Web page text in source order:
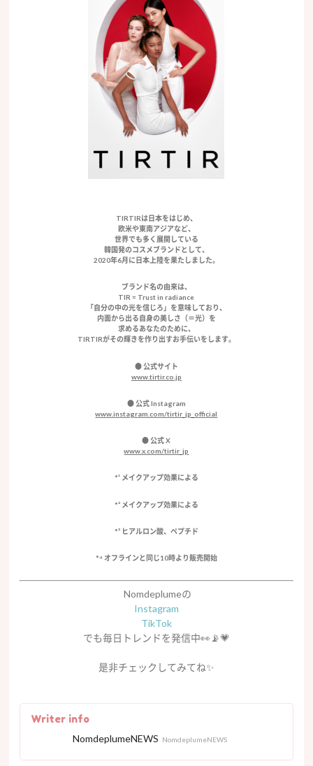
TIRTIRは日本をはじめ、
欧米や東南アジアなど、
世界でも多く展開している
韓国発のコスメブランドとして、
2020年6月に日本上陸を果たしました。
ブランド名の由来は、
TIR = Trust in radiance
「自分の中の光を信じろ」を意味しており、
内面から出る自身の美しさ（＝光）を
求めるあなたのために、
TIRTIRがその輝きを作り出すお手伝いをします。
● 公式サイト
www.tirtir.co.jp
● 公式 Instagram
www.instagram.com/tirtir_jp_official
● 公式 X
www.x.com/tirtir_jp
*¹ メイクアップ効果による
*² メイクアップ効果による
*³ ヒアルロン酸、ペプチド
*⁴ オフラインと同じ10時より販売開始
Nomdeplumeの
Instagram
TikTok
でも毎日トレンドを発信中👀📡💗
是非チェックしてみてね✨
Writer info
NomdeplumeNEWS NomdeplumeNEWS